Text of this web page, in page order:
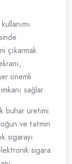
çıkarmak
önemli
sağlar.
buhar üretimi
ve tatmin
sigarayı
sigara